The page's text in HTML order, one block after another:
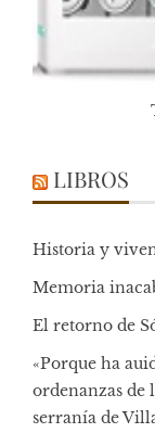
LIBROS
Historia y
Memoria
El retorno de
«Porque ha
ordenanzas de
serranía de